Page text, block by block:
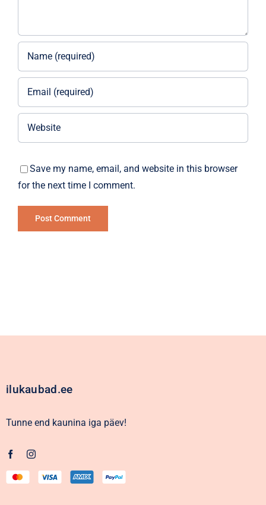
Save my name, email, and website in this browser
for the next time I comment.
ilukaubad.ee
Tunne end kaunina iga päev!